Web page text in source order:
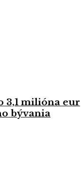
3,1 milióna eur
bývania